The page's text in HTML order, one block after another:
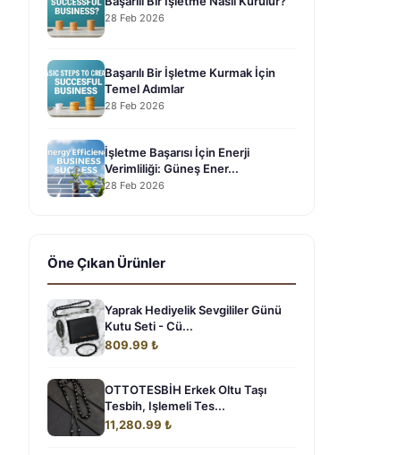
28 Feb 2026
Başarılı Bir İşletme Kurmak İçin
Temel Adımlar
28 Feb 2026
İşletme Başarısı İçin Enerji
Verimliliği: Güneş Ener...
28 Feb 2026
Öne Çıkan Ürünler
Yaprak Hediyelik Sevgililer Günü
Kutu Seti - Cü...
809.99 ₺
OTTOTESBİH Erkek Oltu Taşı
Tesbih, Işlemeli Tes...
11,280.99 ₺